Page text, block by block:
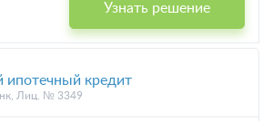
Узнать решение
ипотечный кредит
Лиц. № 3349